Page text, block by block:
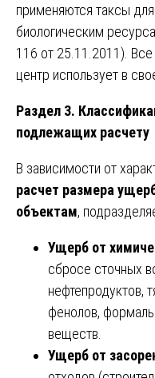
применяются таксы
биологическим
116 от 25.11.2011).
центр использует в
Раздел 3.
подлежащих расчету
В зависимости от
расчет размера
объектам,
Ущерб от
сбросе сточных
нефтепродуктов,
фенолов,
веществ.
Ущерб от